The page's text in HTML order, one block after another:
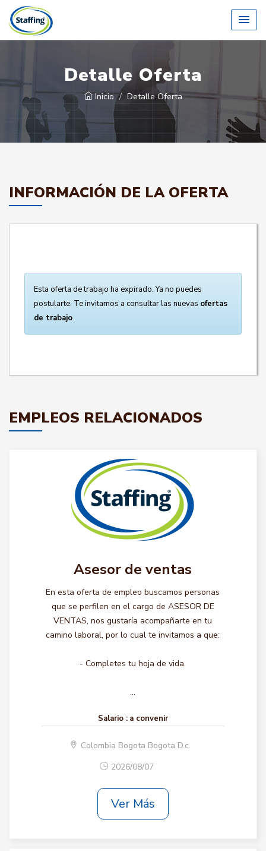
Detalle Oferta
Inicio Detalle Oferta
INFORMACIÓN DE LA OFERTA
Esta oferta de trabajo ha expirado. Ya no puedes
postularte. Te invitamos a consultar las nuevas ofertas
de trabajo.
EMPLEOS RELACIONADOS
Asesor de ventas
En esta oferta de empleo buscamos personas
que se perfilen en el cargo de ASESOR DE
VENTAS, nos gustaría acompañarte en tu
camino laboral, por lo cual te invitamos a que:
- Completes tu hoja de vida.
...
Salario : a convenir
Colombia Bogota Bogota D.c.
2026/08/07
Ver Más